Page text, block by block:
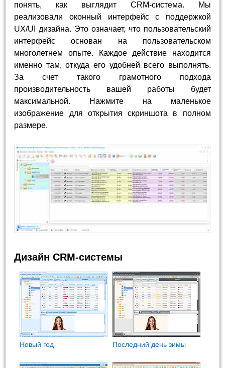
понять, как выглядит CRM-система. Мы
реализовали оконный интерфейс с поддержкой
UX/UI дизайна. Это означает, что пользовательский
интерфейс основан на пользовательском
многолетнем опыте. Каждое действие находится
именно там, откуда его удобней всего выполнять.
За счет такого грамотного подхода
производительность вашей работы будет
максимальной. Нажмите на маленькое
изображение для открытия скриншота в полном
размере.
Дизайн CRM-системы
Новый год Последний день зимы